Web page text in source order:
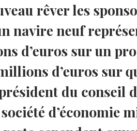
rêver les
navire neuf
d’euros sur un
d’euros sur
du conseil
d’économie